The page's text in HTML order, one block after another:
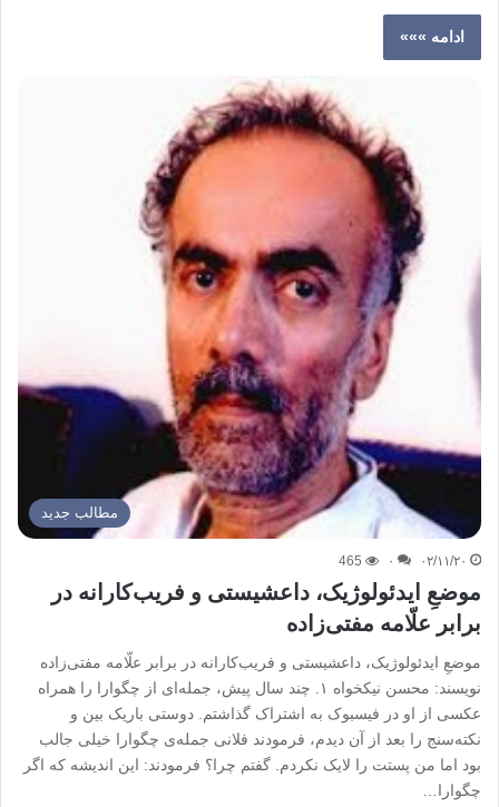
ادامه »»»
مطالب جدید
۰۲/۱۱/۲۰ ۰ 465
موضعِ ایدئولوژیک، داعشیستی و فریب‌کارانه در
برابر علّامه مفتی‌زاده
موضعِ ایدئولوژیک، داعشیستی و فریب‌کارانه در برابر علّامه مفتی‌زاده
نویسند: محسن نیکخواه ۱. چند سال پیش، جمله‌ای از چگوارا را همراه
عکسی از او در فیسبوک به اشتراک گذاشتم. دوستی باریک بین و
نکته‌سنج را بعد از آن دیدم، فرمودند فلانی جمله‌ی چگوارا خیلی جالب
بود اما من پستت را لایک نکردم. گفتم چرا؟ فرمودند: این اندیشه که اگر
چگوارا…